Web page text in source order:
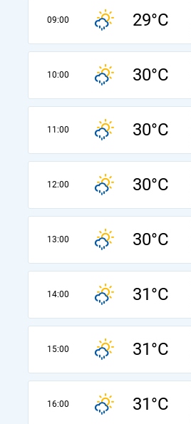
09:00 29°C
10:00 30°C
11:00 30°C
12:00 30°C
13:00 30°C
14:00 31°C
15:00 31°C
16:00 31°C